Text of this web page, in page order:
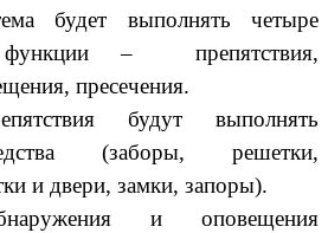
будет выполнять четыре
функции – препятствия,
пресечения.
будут выполнять
(заборы, решетки,
и двери, замки, запоры).
и оповещения